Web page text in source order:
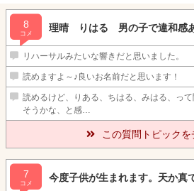
8
コメ
理晴 りはる 男の子で違和感
リハーサルみたいな響きだと思いました。
読めますよ～♪良いお名前だと思います！
読めるけど、りある、ちはる、みはる、っ
そうかな、と感…
この質問トピックを
7
コメ
今度子供が生まれます。天か真